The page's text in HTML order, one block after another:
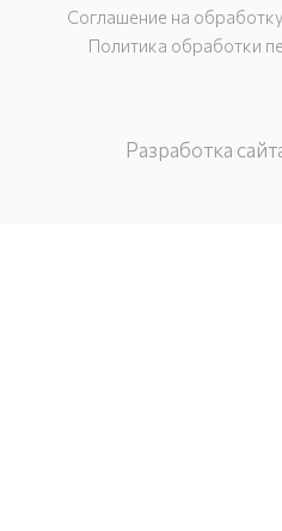
Соглашение на
Политика обработки
Разработка